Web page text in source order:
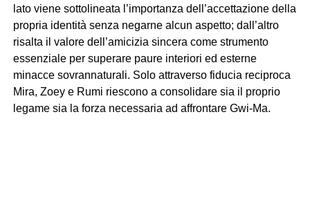
lato viene sottolineata l’importanza dell’accettazione della
propria identità senza negarne alcun aspetto; dall’altro
risalta il valore dell’amicizia sincera come strumento
essenziale per superare paure interiori ed esterne
minacce sovrannaturali. Solo attraverso fiducia reciproca
Mira, Zoey e Rumi riescono a consolidare sia il proprio
legame sia la forza necessaria ad affrontare Gwi-Ma.